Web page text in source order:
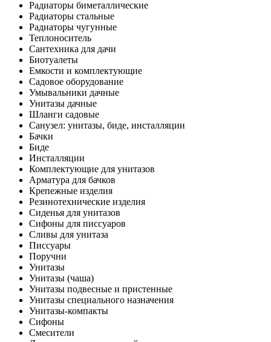
Радиаторы биметаллические
Радиаторы стальные
Радиаторы чугунные
Теплоноситель
Сантехника для дачи
Биотуалеты
Емкости и комплектующие
Садовое оборудование
Умывальники дачные
Унитазы дачные
Шланги садовые
Санузел: унитазы, биде, инсталляции
Бачки
Биде
Инсталляции
Комплектующие для унитазов
Арматура для бачков
Крепежные изделия
Резинотехнические изделия
Сиденья для унитазов
Сифоны для писсуаров
Сливы для унитаза
Писсуары
Поручни
Унитазы
Унитазы (чаша)
Унитазы подвесные и пристенные
Унитазы специального назначения
Унитазы-компакты
Сифоны
Смесители